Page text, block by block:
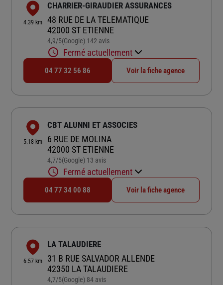
4.39 km
CHARRIER-GIRAUDIER ASSURANCES
48 RUE DE LA TELEMATIQUE
42000 ST ETIENNE
4,9/5Note de 4.9 sur 5
(Google) 142 avis
Fermé actuellement
04 77 32 56 86 Voir la fiche agence
5.18 km
CBT ALUNNI ET ASSOCIES
6 RUE DE MOLINA
42000 ST ETIENNE
4,7/5Note de 4.7 sur 5
(Google) 13 avis
Fermé actuellement
04 77 34 00 88 Voir la fiche agence
6.57 km
LA TALAUDIERE
31 B RUE SALVADOR ALLENDE
42350 LA TALAUDIERE
4,7/5Note de 4.7 sur 5
(Google) 84 avis